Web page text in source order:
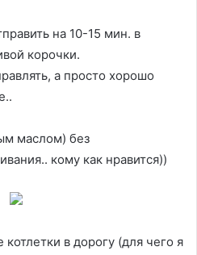
на 10-15 мин. в
корочки.
а просто хорошо
маслом) без
кому как нравится))
в дорогу (для чего я